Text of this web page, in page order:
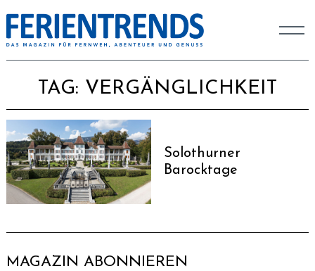
TAG: VERGÄNGLICHKEIT
Solothurner
Barocktage
MAGAZIN ABONNIEREN